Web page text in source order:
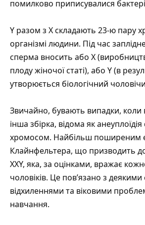
помилково приписувалися
Y разом з X складають 23-ю пару
організмі людини. Під час
сперма вносить або X
плоду жіночої статі), або Y (в
утворюється біологічний
Звичайно, бувають випадки, коли
інша збірка, відома як
хромосом. Найбільш поширеним
Клайнфельтера, що призводить до
XXY, яка, за оцінками, вражає
чоловіків. Це пов’язано з деякими
відхиленнями та віковими
навчання.